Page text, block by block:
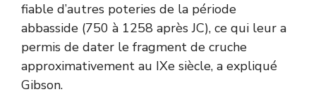
fiable d’autres poteries de la période
abbasside (750 à 1258 après JC), ce qui leur a
permis de dater le fragment de cruche
approximativement au IXe siècle, a expliqué
Gibson.